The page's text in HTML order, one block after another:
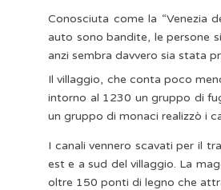
Conosciuta come la “Venezia
auto sono bandite, le persone
anzi sembra davvero sia stata
Il villaggio, che conta poco
intorno al 1230 un gruppo di
un gruppo di monaci realizzò i
I canali vennero scavati per il
est e a sud del villaggio. La
oltre 150 ponti di legno che